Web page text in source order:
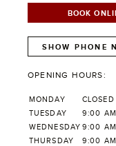
BOOK
SHOW PHONE
OPENING HOURS:
MONDAY
CLOSED
TUESDAY
9:00
WEDNESDAY 9:00
THURSDAY
9:00